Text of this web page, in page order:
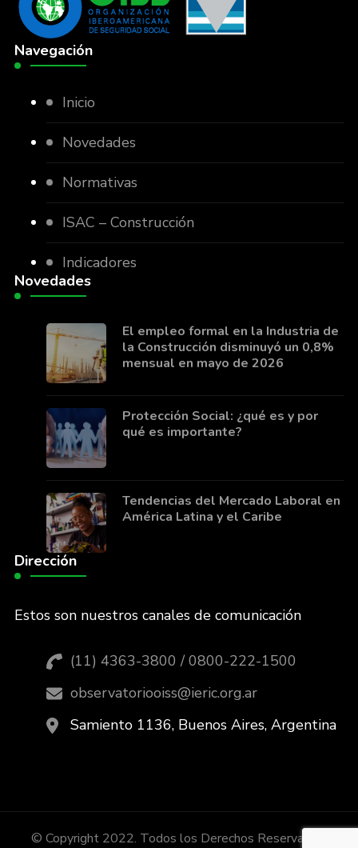
Navegación
Inicio
Novedades
Normativas
ISAC – Construcción
Indicadores
Novedades
El empleo formal en la Industria de
la Construcción disminuyó un 0,8%
mensual en mayo de 2026
Protección Social: ¿qué es y por
qué es importante?
Tendencias del Mercado Laboral en
América Latina y el Caribe
Dirección
Estos son nuestros canales de comunicación
(11) 4363-3800 / 0800-222-1500
observatoriooiss@ieric.org.ar
Samiento 1136, Buenos Aires, Argentina
© Copyright 2022. Todos los Derechos Reservados.